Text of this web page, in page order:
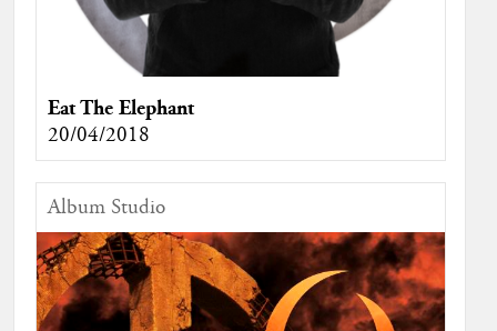
Eat The Elephant
20/04/2018
Album Studio